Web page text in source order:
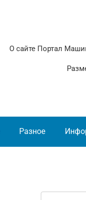
О сайте Портал
Разное